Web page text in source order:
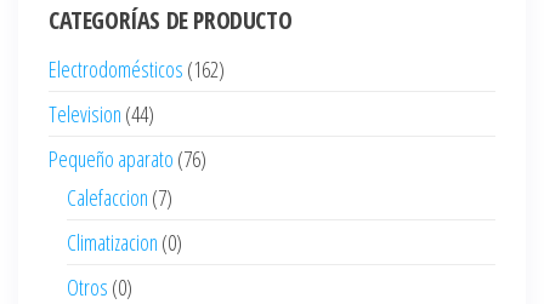
CATEGORÍAS DE PRODUCTO
Electrodomésticos (162)
Television (44)
Pequeño aparato (76)
Calefaccion (7)
Climatizacion (0)
Otros (0)